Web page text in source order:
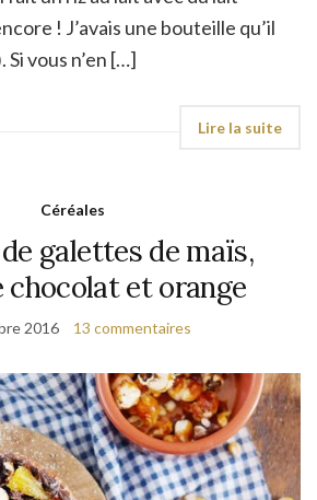
! J’avais une bouteille qu’il
vous n’en […]
Céréales
galettes de maïs,
chocolat et orange
2016 13 commentaires